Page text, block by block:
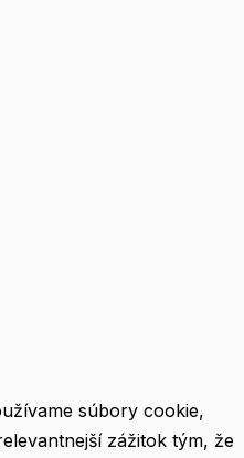
súbory cookie,
zážitok tým, že